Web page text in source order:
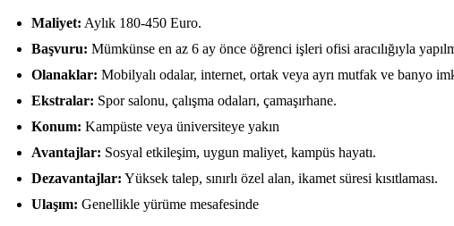
Maliyet: Aylık 180-450 Euro.
Başvuru: Mümkünse en az 6 ay önce öğrenci işleri ofisi aracılığıyla
Olanaklar: Mobilyalı odalar, internet, ortak veya ayrı mutfak ve banyo
Ekstralar: Spor salonu, çalışma odaları, çamaşırhane.
Konum: Kampüste veya üniversiteye yakın
Avantajlar: Sosyal etkileşim, uygun maliyet, kampüs hayatı.
Dezavantajlar: Yüksek talep, sınırlı özel alan, ikamet süresi kısıtlaması.
Ulaşım: Genellikle yürüme mesafesinde